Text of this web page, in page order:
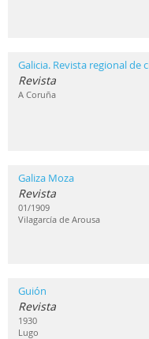
Galicia. Revista regional de
Revista
A Coruña
Galiza Moza
Revista
01/1909
Vilagarcía de Arousa
Guión
Revista
1930
Lugo